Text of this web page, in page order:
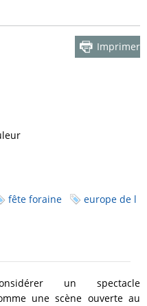
Imprimer
fête foraine
europe de l
un spectacle
une scène ouverte au